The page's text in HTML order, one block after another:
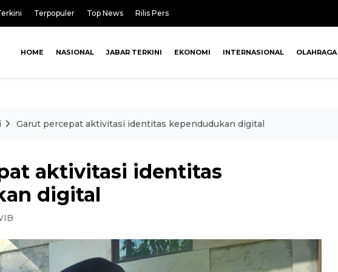
Terpopuler Top News Rilis Pers
HOME NASIONAL JABAR TERKINI EKONOMI INTERNASIONAL OLAHRAGA
Garut percepat aktivitasi identitas kependudukan digital
aktivitasi identitas
digital